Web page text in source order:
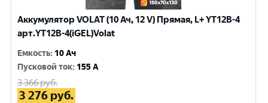
Аккумулятор VOLAT (10 Ач, 12 V) Прямая, L+ YT12B-4
арт.YT12B-4(iGEL)Volat
Емкость: 10 Ач
Пусковой ток: 155 A
3 366руб.
3 276 руб.